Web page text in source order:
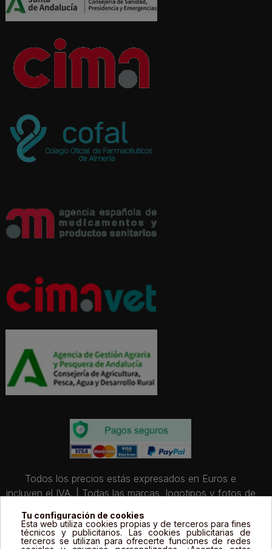
Todos los precios estás expresados en Euros e
incluyen el IVA. | Todas las marcas, logotipos y fotos de
sólo se muestran a título informativo.
Tu configuración de cookies
Esta web utiliza cookies propias y de terceros para fines
técnicos y publicitarios. Las cookies publicitarias de
terceros se utilizan para ofrecerte funciones de redes